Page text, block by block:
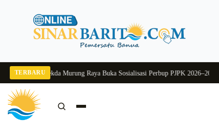
TERBARU
2026Pj Sekda Murung Raya Buka Sosialisasi Perbup PJPK 2026–2030